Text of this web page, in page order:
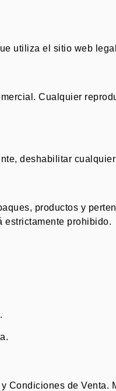
utiliza el sitio web
. Cualquier
deshabilitar
productos y
estrictamente prohibido.
.
.
Condiciones de Venta.